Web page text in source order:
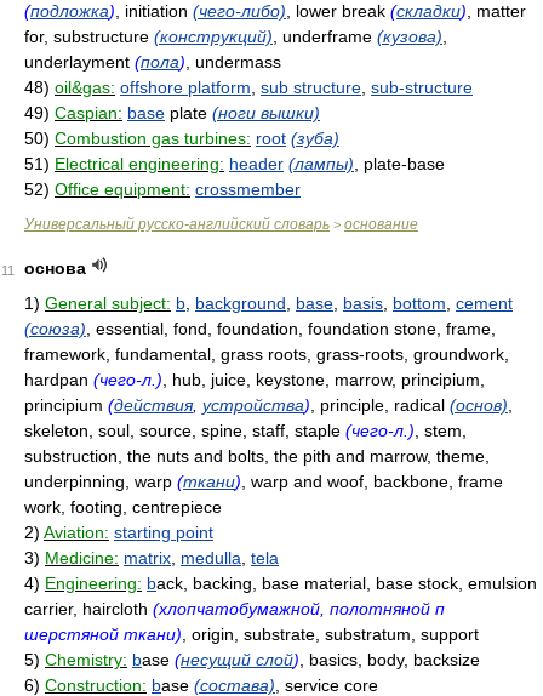
(подложка) , initiation (чего-либо) , lower break (складки) , matter
for, substructure (конструкций) , underframe (кузова)
underlayment (пола) , undermass
48) oil&gas: offshore platform sub structure sub-structure
49) Caspian: base plate (ноги вышки)
50) Combustion gas turbines: root (зуба)
51) Electrical engineering: header (лампы) , plate-base
52) Office equipment: crossmember
Универсальный русско-английский словарь > основание
11
основа
1) General subject: b background base basis bottom cement
(союза) , essential, fond, foundation, foundation stone, frame,
framework, fundamental, grass roots, grass-roots, groundwork,
hardpan (чего-л.) , hub, juice, keystone, marrow, principium,
principium (действия, устройства) , principle, radical (основ)
skeleton, soul, source, spine, staff, staple (чего-л.) , stem,
substruction, the nuts and bolts, the pith and marrow, theme,
underpinning, warp (ткани) , warp and woof, backbone, frame
work, footing, centrepiece
2) Aviation: starting point
3) Medicine: matrix medulla tela
4) Engineering: back, backing, base material, base stock, emulsion
carrier, haircloth (хлопчатобумажной, полотняной п
шерстяной ткани) , origin, substrate, substratum, support
5) Chemistry: base (несущий слой) , basics, body, backsize
6) Construction: base (состава) , service core